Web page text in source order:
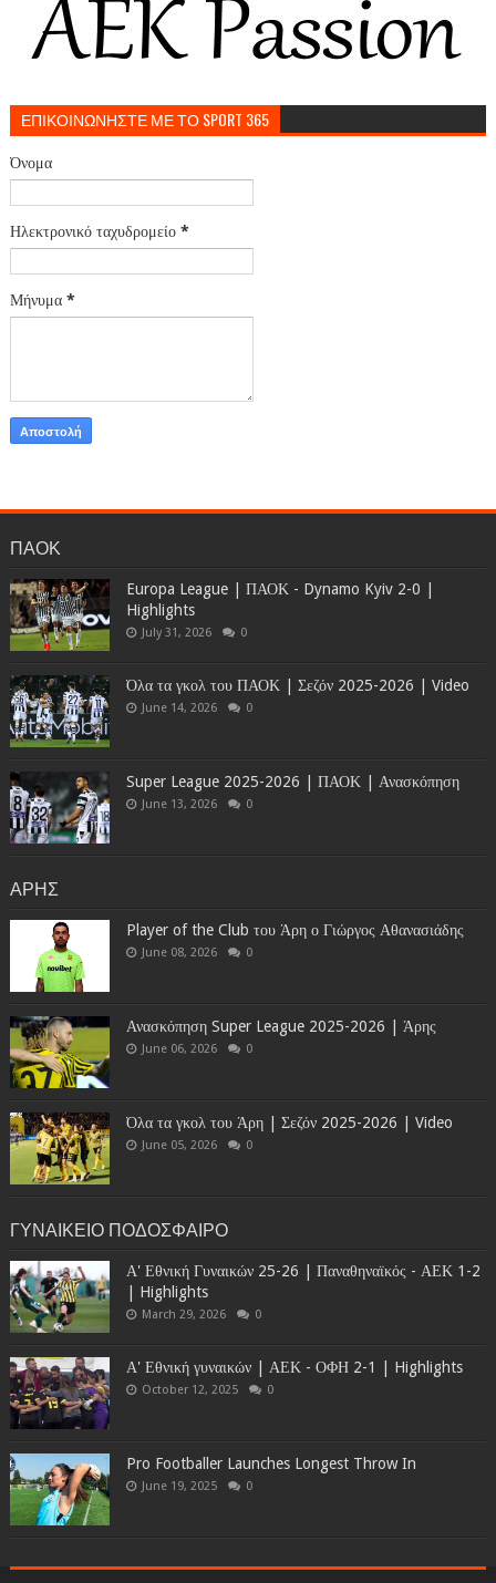
ΕΠΙΚΟΙΝΩΝΗΣΤΕ ΜΕ ΤΟ SPORT 365
Όνομα
Ηλεκτρονικό ταχυδρομείο *
Μήνυμα *
ΠΑΟΚ
Europa League | ΠΑΟΚ - Dynamo Kyiv 2-0 |
Highlights
July 31, 2026 0
Όλα τα γκολ του ΠΑΟΚ | Σεζόν 2025-2026 | Video
June 14, 2026 0
Super League 2025-2026 | ΠΑΟΚ | Ανασκόπηση
June 13, 2026 0
ΑΡΗΣ
Player of the Club του Άρη ο Γιώργος Αθανασιάδης
June 08, 2026 0
Ανασκόπηση Super League 2025-2026 | Άρης
June 06, 2026 0
Όλα τα γκολ του Άρη | Σεζόν 2025-2026 | Video
June 05, 2026 0
ΓΥΝΑΙΚΕΙΟ ΠΟΔΟΣΦΑΙΡΟ
Α' Εθνική Γυναικών 25-26 | Παναθηναϊκός - ΑΕΚ 1-2
| Highlights
March 29, 2026 0
Α' Εθνική γυναικών | ΑΕΚ - ΟΦΗ 2-1 | Highlights
October 12, 2025 0
Pro Footballer Launches Longest Throw In
June 19, 2025 0